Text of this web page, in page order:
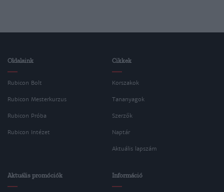
Oldalaink
Rubicon Bolt
Rubicon Mesterkurzus
Rubicon Próba
Rubicon Intézet
Cikkek
Korszakok
Tananyagok
Szerzők
Naptár
Aktuális lapszám
Aktuális promóciók Információ